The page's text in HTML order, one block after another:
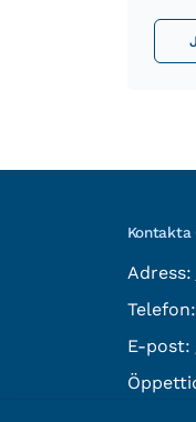
Kontakta
Adress:
Telefon:
E-post: